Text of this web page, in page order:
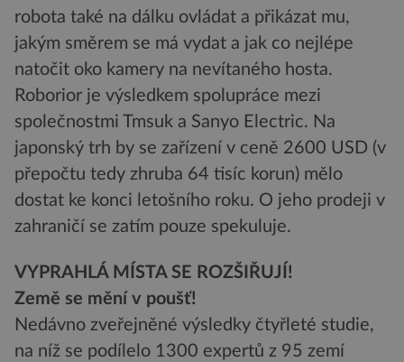
robota také na dálku ovládat a přikázat mu,
jakým směrem se má vydat a jak co nejlépe
natočit oko kamery na nevítaného hosta.
Roborior je výsledkem spolupráce mezi
společnostmi Tmsuk a Sanyo Electric. Na
japonský trh by se zařízení v ceně 2600 USD (v
přepočtu tedy zhruba 64 tisíc korun) mělo
dostat ke konci letošního roku. O jeho prodeji v
zahraničí se zatím pouze spekuluje.
VYPRAHLÁ MÍSTA SE ROZŠIŘUJÍ!
Země se mění v poušť!
Nedávno zveřejněné výsledky čtyřleté studie,
na níž se podílelo 1300 expertů z 95 zemí